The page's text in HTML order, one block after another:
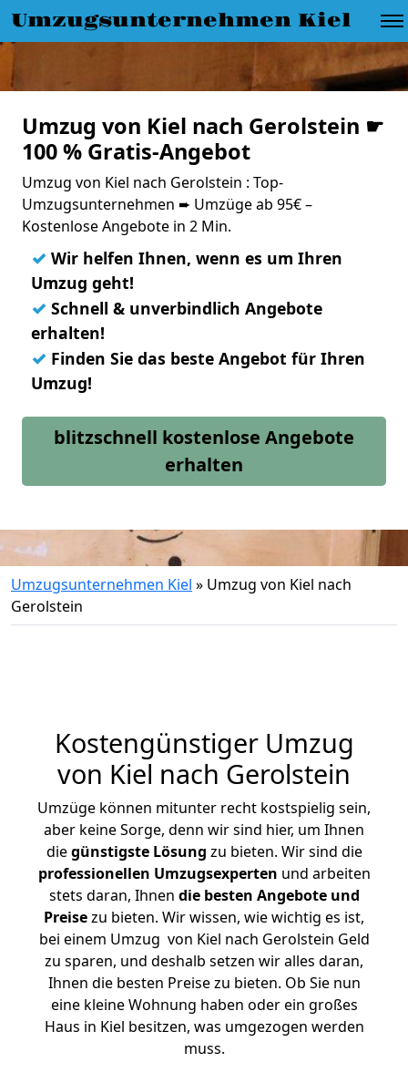
Umzugsunternehmen Kiel
Umzug von Kiel nach Gerolstein ☛
100 % Gratis-Angebot
Umzug von Kiel nach Gerolstein : Top-
Umzugsunternehmen ➨ Umzüge ab 95€ –
Kostenlose Angebote in 2 Min.
✓ Wir helfen Ihnen, wenn es um Ihren
Umzug geht!
✓ Schnell & unverbindlich Angebote
erhalten!
✓ Finden Sie das beste Angebot für Ihren
Umzug!
blitzschnell kostenlose Angebote
erhalten
Umzugsunternehmen Kiel » Umzug von Kiel nach
Gerolstein
Kostengünstiger Umzug
von Kiel nach Gerolstein
Umzüge können mitunter recht kostspielig sein,
aber keine Sorge, denn wir sind hier, um Ihnen
diegünstigste Lösung zu bieten. Wir sind die
professionellen Umzugsexperten und arbeiten
stets daran, Ihnen die besten Angebote und
Preisezu bieten. Wir wissen, wie wichtig es ist,
bei einem Umzug von Kiel nach Gerolstein Geld
zu sparen, und deshalb setzen wir alles daran,
Ihnen die besten Preise zu bieten. Ob Sie nun
eine kleine Wohnung haben oder ein großes
Haus in Kiel besitzen, was umgezogen werden
muss.